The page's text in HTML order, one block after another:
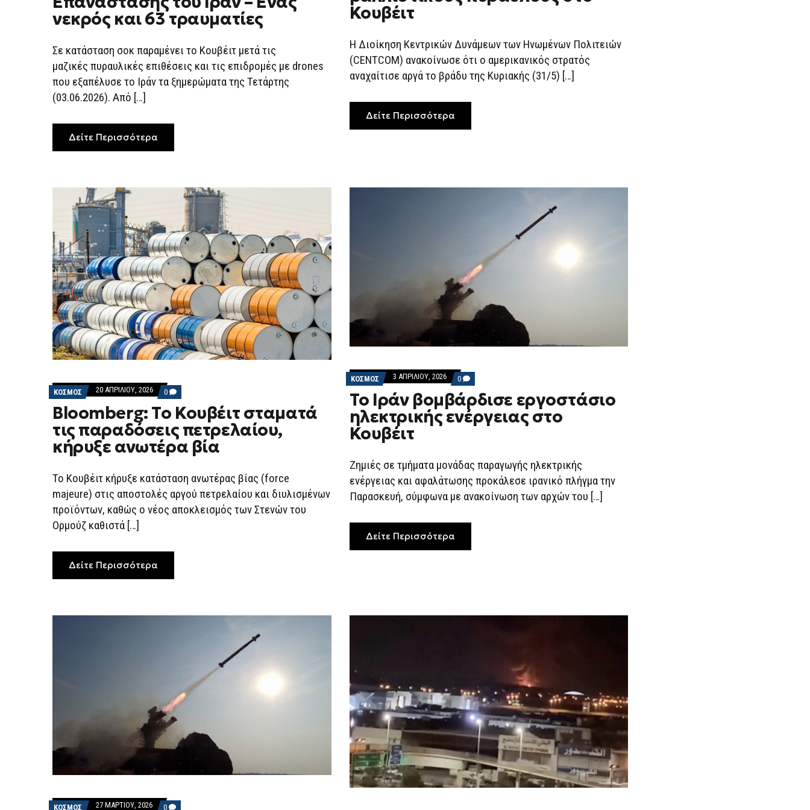
17
DRONES
Η
ΦΟΝΙΚΉ
ΤΩΝ
ΦΡΟΥΡΏΝ
ΤΗΣ
ΕΠΑΝΆΣΤΑΣΗΣ
ΤΟΥ
νεκρός και 63 τραυματίες
Σε κατάσταση σοκ παραμένει το Κουβέιτ μετά τις
μαζικές πυραυλικές επιθέσεις και τις επιδρομές με drones
που εξαπέλυσε το Ιράν τα ξημερώματα της Τετάρτης
(03.06.2026). Από […]
Δείτε Περισσότερα
ΔΎΟ
ΣΤΟ
ΚΟΥΒΈΙΤ
Κουβέιτ
Η Διοίκηση Κεντρικών Δυνάμεων των Ηνωμένων Πολιτειών
(CENTCOM) ανακοίνωσε ότι ο αμερικανικός στρατός
αναχαίτισε αργά το βράδυ της Κυριακής (31/5) […]
Δείτε Περισσότερα
ΚΟΣΜΟΣ 20 ΑΠΡΙΛΊΟΥ, 2026 0 COMMENTS
ON
BLOOMBERG:
ΤΟ
ΚΟΥΒΈΙΤ
ΣΤΑΜΑΤΆ
ΤΙΣ
ΠΑΡΑΔΌΣΕΙΣ
ΑΝΩΤΈΡΑ
ΒΊΑ
Bloomberg: Το Κουβέιτ σταματά
τις παραδόσεις πετρελαίου,
κήρυξε ανωτέρα βία
Το Κουβέιτ κήρυξε κατάσταση ανωτέρας βίας (force
majeure) στις αποστολές αργού πετρελαίου και διυλισμένων
προϊόντων, καθώς ο νέος αποκλεισμός των Στενών του
Ορμούζ καθιστά […]
Δείτε Περισσότερα
ΚΟΣΜΟΣ 3 ΑΠΡΙΛΊΟΥ, 2026 0 COMMENTS
ON
ΤΟ
ΙΡΆΝ
ΒΟΜΒΆΡΔΙΣΕ
ΕΡΓΟΣΤΆΣΙΟ
ΚΟΥΒΈΙΤ
Το Ιράν βομβάρδισε εργοστάσιο
ηλεκτρικής ενέργειας στο
Κουβέιτ
Ζημιές σε τμήματα μονάδας παραγωγής ηλεκτρικής
ενέργειας και αφαλάτωσης προκάλεσε ιρανικό πλήγμα την
Παρασκευή, σύμφωνα με ανακοίνωση των αρχών του […]
Δείτε Περισσότερα
ΚΟΣΜΟΣ 27 ΜΑΡΤΊΟΥ, 2026 0 COMMENTS